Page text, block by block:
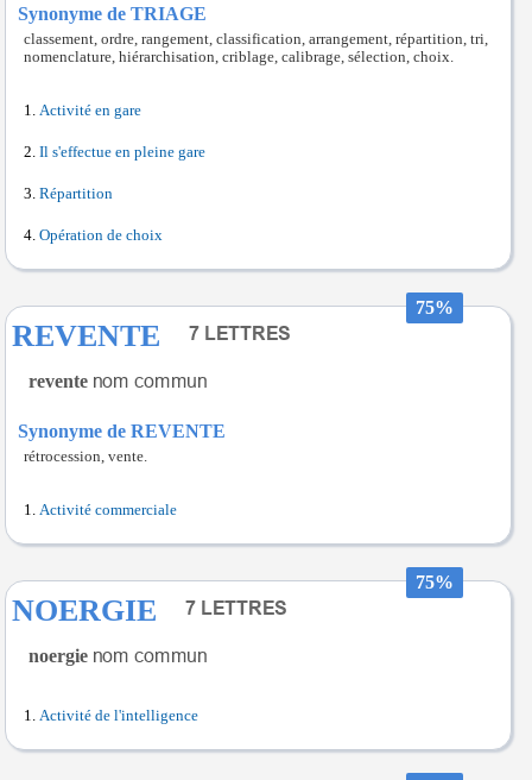
Synonyme de TRIAGE
classement, ordre, rangement, classification, arrangement, répartition, tri,
nomenclature, hiérarchisation, criblage, calibrage, sélection, choix.
Activité en gare
Il s'effectue en pleine gare
Répartition
Opération de choix
75%
REVENTE
revente
Synonyme de REVENTE
rétrocession, vente.
Activité commerciale
75%
NOERGIE
noergie
Activité de l'intelligence